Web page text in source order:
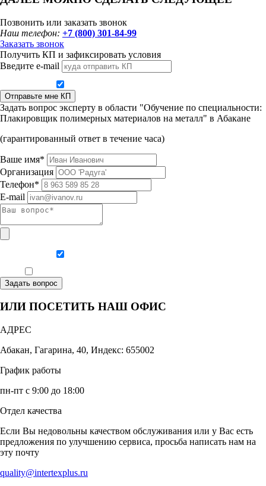
Позвонить или заказать звонок
Наш телефон: +7 (800) 301-84-99
Заказать звонок
Получить КП и зафиксировать условия
Введите e-mail
Отправьте мне КП
Задать вопрос эксперту в области "Обучение по специальности:
Плакировщик полимерных материалов на металл" в Абакане
(гарантированный ответ в течение часа)
Ваше имя*
Организация
Телефон*
E-mail
Задать вопрос
ИЛИ ПОСЕТИТЬ НАШ ОФИС
АДРЕС
Абакан, Гагарина, 40, Индекс: 655002
График работы
пн-пт с 9:00 до 18:00
Отдел качества
Если Вы недовольны качеством обслуживания или у Вас есть
предложения по улучшению сервиса, просьба написать нам на
эту почту
quality@intertexplus.ru